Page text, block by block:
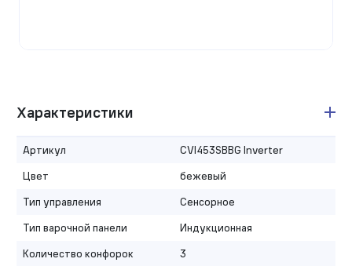
Характеристики
Артикул
CVI453SBBG Inverter
Цвет
бежевый
Тип управления
Сенсорное
Тип варочной панели
Индукционная
Количество конфорок
3